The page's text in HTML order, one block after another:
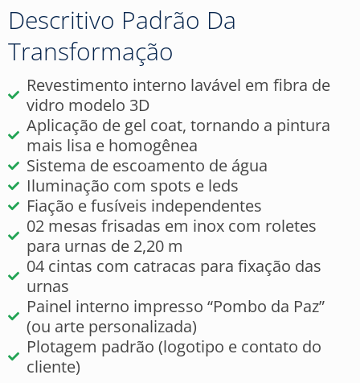
Descritivo Padrão Da
Transformação
Revestimento interno lavável em fibra de
vidro modelo 3D
Aplicação de gel coat, tornando a pintura
mais lisa e homogênea
Sistema de escoamento de água
Iluminação com spots e leds
Fiação e fusíveis independentes
02 mesas frisadas em inox com roletes
para urnas de 2,20 m
04 cintas com catracas para fixação das
urnas
Painel interno impresso “Pombo da Paz”
(ou arte personalizada)
Plotagem padrão (logotipo e contato do
cliente)